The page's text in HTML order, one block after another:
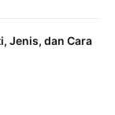
Jenis, dan Cara